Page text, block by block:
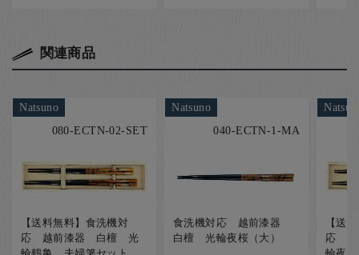
関連商品
Natsuno
080-ECTN-02-SET
【送料無料】食洗機対
応 越前漆器 白檀 光
Natsuno
040-ECTN-1-MA
食洗機対応 越前漆器
白檀 光輪夜桜（大）
【送
応 越